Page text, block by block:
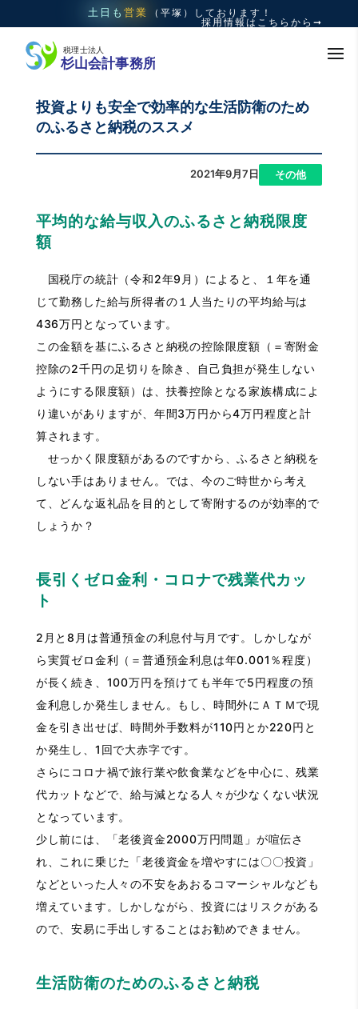
土日も 営業 （平塚）
しております！
採用情報はこちらから➞
投資よりも安全で効率的な生活防衛のため
のふるさと納税のススメ
2021年9月7日 その他
平均的な給与収入のふるさと納税限度
額
国税庁の統計（令和2年9月）によると、１年を通
じて勤務した給与所得者の１人当たりの平均給与は
436万円となっています。
この金額を基にふるさと納税の控除限度額（＝寄附金
控除の2千円の足切りを除き、自己負担が発生しない
ようにする限度額）は、扶養控除となる家族構成によ
り違いがありますが、年間3万円から4万円程度と計
算されます。
せっかく限度額があるのですから、ふるさと納税を
しない手はありません。では、今のご時世から考え
て、どんな返礼品を目的として寄附するのが効率的で
しょうか？
長引くゼロ金利・コロナで残業代カッ
ト
2月と8月は普通預金の利息付与月です。しかしなが
ら実質ゼロ金利（＝普通預金利息は年0.001％程度）
が長く続き、100万円を預けても半年で5円程度の預
金利息しか発生しません。もし、時間外にＡＴＭで現
金を引き出せば、時間外手数料が110円とか220円と
か発生し、1回で大赤字です。
さらにコロナ禍で旅行業や飲食業などを中心に、残業
代カットなどで、給与減となる人々が少なくない状況
となっています。
少し前には、「老後資金2000万円問題」が喧伝さ
れ、これに乗じた「老後資金を増やすには〇〇投資」
などといった人々の不安をあおるコマーシャルなども
増えています。しかしながら、投資にはリスクがある
ので、安易に手出しすることはお勧めできません。
生活防衛のためのふるさと納税